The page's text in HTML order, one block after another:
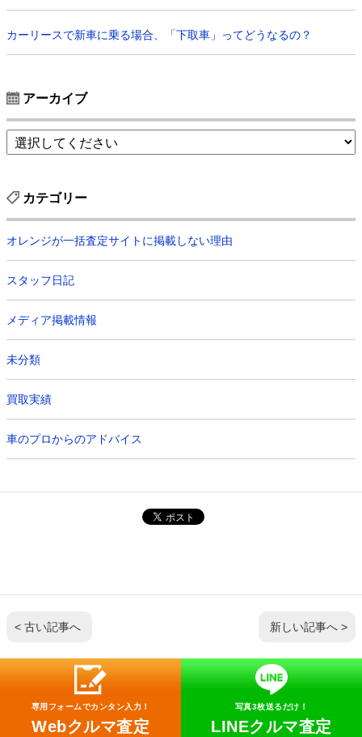
カーリースで新車に乗る場合、「下取車」ってどうなるの？
アーカイブ
カテゴリー
オレンジが一括査定サイトに掲載しない理由
スタッフ日記
メディア掲載情報
未分類
買取実績
車のプロからのアドバイス
< 古い記事へ 新しい記事へ >
専用フォームでカンタン入力！
Webクルマ査定
写真3枚送るだけ！
LINEクルマ査定